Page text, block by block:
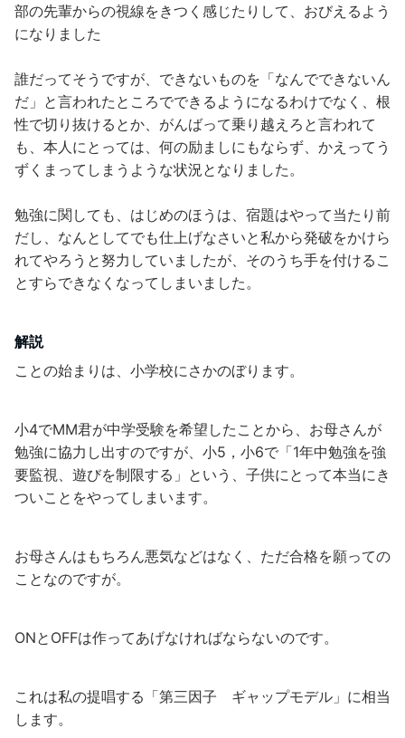
部の先輩からの視線をきつく感じたりして、おびえるよう
になりました
誰だってそうですが、できないものを「なんでできないん
だ」と言われたところでできるようになるわけでなく、根
性で切り抜けるとか、がんばって乗り越えろと言われて
も、本人にとっては、何の励ましにもならず、かえってう
ずくまってしまうような状況となりました。
勉強に関しても、はじめのほうは、宿題はやって当たり前
だし、なんとしてでも仕上げなさいと私から発破をかけら
れてやろうと努力していましたが、そのうち手を付けるこ
とすらできなくなってしまいました。
解説
ことの始まりは、小学校にさかのぼります。
小4でMM君が中学受験を希望したことから、お母さんが
勉強に協力し出すのですが、小5，小6で「1年中勉強を強
要監視、遊びを制限する」という、子供にとって本当にき
ついことをやってしまいます。
お母さんはもちろん悪気などはなく、ただ合格を願っての
ことなのですが。
ONとOFFは作ってあげなければならないのです。
これは私の提唱する「第三因子 ギャップモデル」に相当
します。